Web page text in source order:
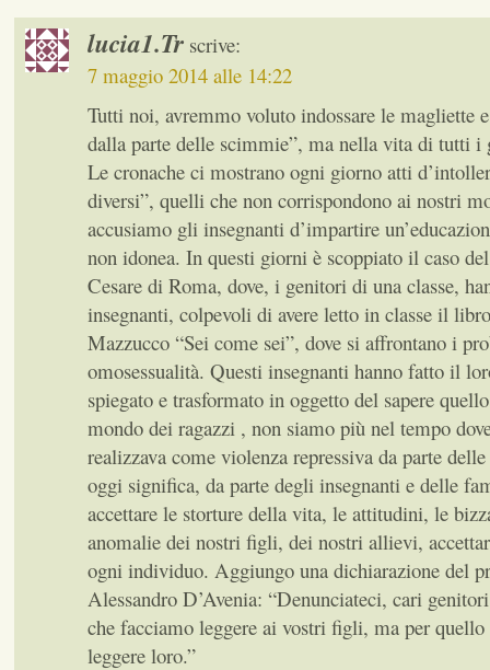
lucia1.Tr scrive:
7 maggio 2014 alle 14:22
Tutti noi, avremmo voluto indossare le magliette
dalla parte delle scimmie”, ma nella vita di tutti i
Le cronache ci mostrano ogni giorno atti
diversi”, quelli che non corrispondono ai nostri
accusiamo gli insegnanti d’impartire
non idonea. In questi giorni è scoppiato il caso
Cesare di Roma, dove, i genitori di una classe,
insegnanti, colpevoli di avere letto in classe il
Mazzucco “Sei come sei”, dove si affrontano i
omosessualità. Questi insegnanti hanno fatto il
spiegato e trasformato in oggetto del sapere
mondo dei ragazzi , non siamo più nel tempo
realizzava come violenza repressiva da parte
oggi significa, da parte degli insegnanti e delle
accettare le storture della vita, le attitudini, le
anomalie dei nostri figli, dei nostri allievi,
ogni individuo. Aggiungo una dichiarazione del
Alessandro D’Avenia: “Denunciateci, cari
che facciamo leggere ai vostri figli, ma per
leggere loro.”